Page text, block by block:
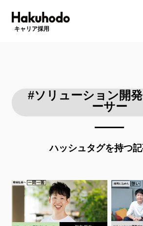
キャリア採用
#ソリューション開
ーサー
ハッシュタグを持つ